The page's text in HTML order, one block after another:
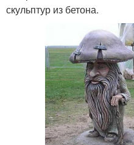
скульптур из бетона.